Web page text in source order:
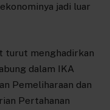
jadi luar
turut menghadirkan
dalam IKA
Pemeliharaan dan
Pertahanan